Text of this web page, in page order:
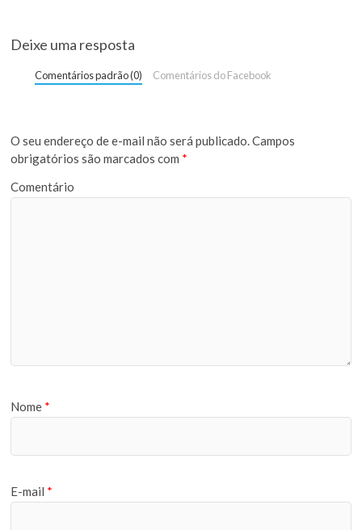
Deixe uma resposta
Comentários padrão (0) Comentários do Facebook
O seu endereço de e-mail não será publicado.Campos
obrigatórios são marcados com *
Comentário
Nome *
E-mail *